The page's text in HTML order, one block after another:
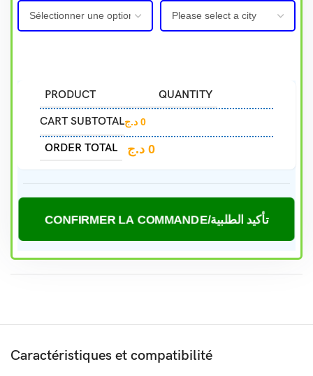
PRODUCT
QUANTITY
CART SUBTOTAL
0 د.ج
ORDER TOTAL 0 د.ج
CONFIRMER LA COMMANDE/تأكيد الطلبية
Caractéristiques et compatibilité